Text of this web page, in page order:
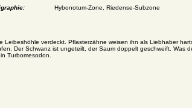
Hybonotum-Zone, Riedense-Subzone
verdeckt. Pflasterzähne weisen ihn als Liebhaber
Der Schwanz ist ungeteilt, der Saum doppelt geschweift. Was
Turbomesodon.